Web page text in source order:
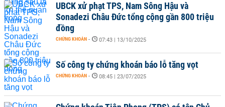
UBCK xử phạt TPS, Nam Sông Hậu và
Sonadezi Châu Đức tổng cộng gần 800 triệu
đồng
CHỨNG KHOÁN - 07:43 | 13/10/2025
Số công ty chứng khoán báo lỗ tăng vọt
CHỨNG KHOÁN - 08:45 | 23/07/2025